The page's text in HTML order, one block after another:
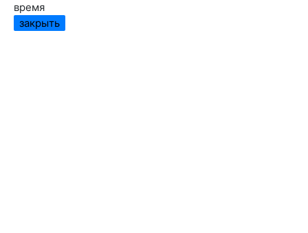
время
закрыть